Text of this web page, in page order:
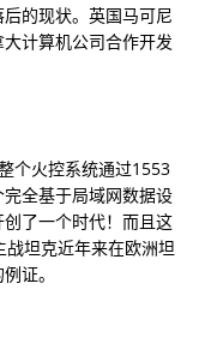
的现状。英国马可尼
计算机公司合作开发
个火控系统通过1553
全基于局域网数据设
了一个时代！而且这
坦克近年来在欧洲坦
证。